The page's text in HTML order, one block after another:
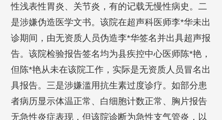
性浅表性胃炎、关节炎，有的记载无慢性病史。二
是涉嫌伪造医学文书。该院在超声科医师李*华未出
诊期间，由无资质人员伪造李*华签名并出具超声报
告。该院检验报告签名均为县疾控中心医师陈*艳，
但陈*艳从未在该院工作，实际是无资质人员冒名出
具报告。三是涉嫌滥用抗生素过度诊疗。如部分患
者病历显示体温正常、白细胞计数正常、胸片报告
无急性炎症表现，但该院诊断为急性支气管炎，以